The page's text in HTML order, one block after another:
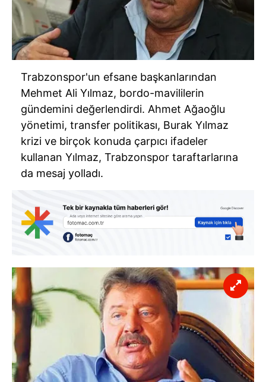
Trabzonspor'un efsane başkanlarından
Mehmet Ali Yılmaz, bordo-mavililerin
gündemini değerlendirdi. Ahmet Ağaoğlu
yönetimi, transfer politikası, Burak Yılmaz
krizi ve birçok konuda çarpıcı ifadeler
kullanan Yılmaz, Trabzonspor taraftarlarına
da mesaj yolladı.